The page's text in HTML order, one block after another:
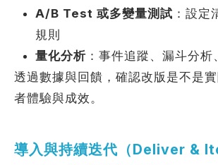
A/B Test 或多變量測試 ：設定
規則
量化分析 ：事件追蹤、漏斗分
透過數據與回饋，確認改版是不是
者體驗與成效。
導入與持續迭代（Deliver &